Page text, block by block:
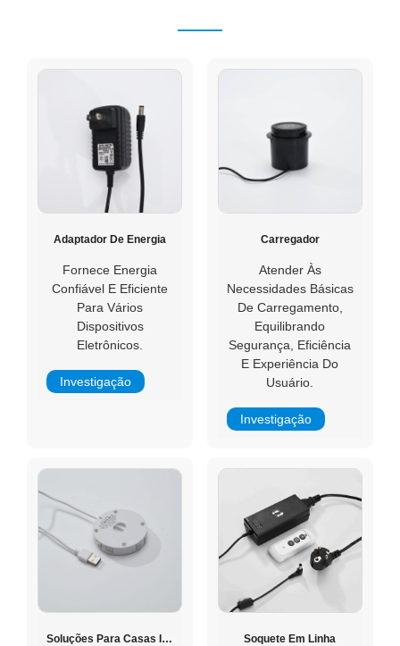
Adaptador De Energia
Fornece Energia
Confiável E Eficiente
Para Vários
Dispositivos
Eletrônicos.
Investigação
Carregador
Atender Às
Necessidades Básicas
De Carregamento,
Equilibrando
Segurança, Eficiência
E Experiência Do
Usuário.
Investigação
Soluções Para Casas Inteligentes Soquete Em Linha